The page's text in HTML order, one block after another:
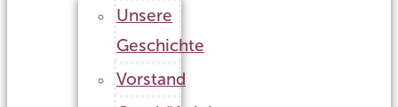
Unsere
Geschichte
Vorstand